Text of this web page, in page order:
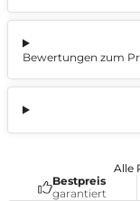
Bewertungen zum
Alle
Bestpreis
garantiert